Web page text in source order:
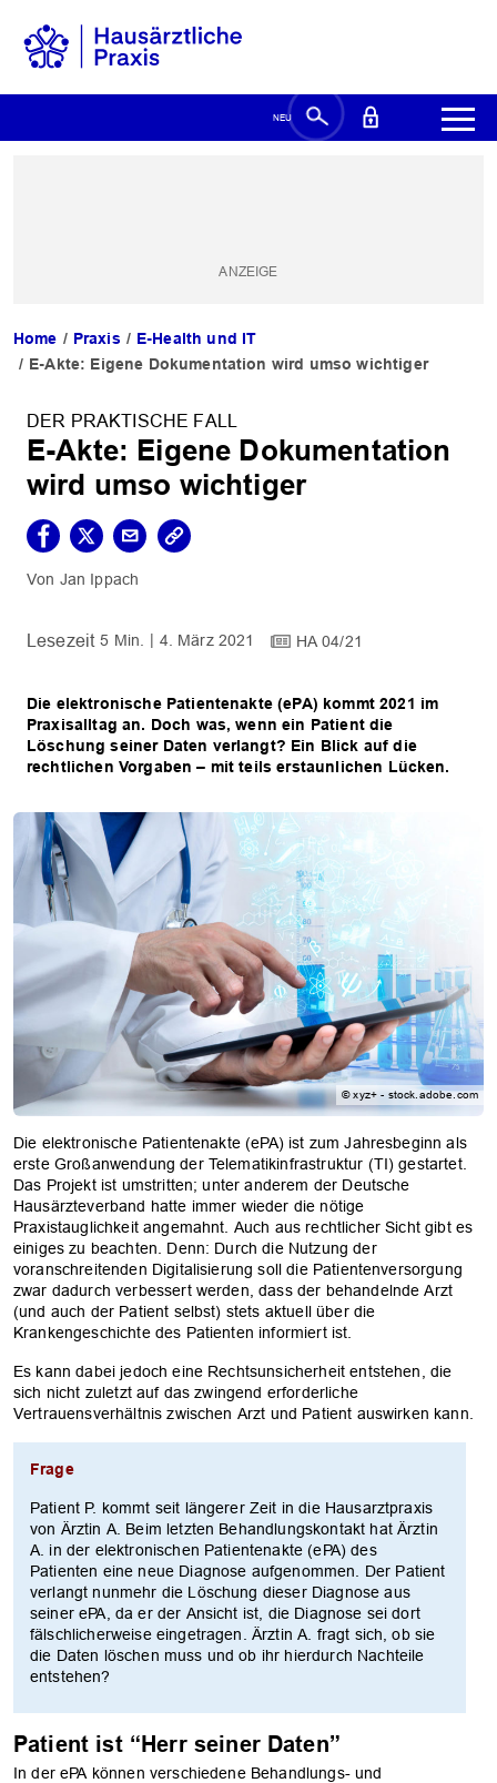
Home Praxis
E-Health und IT
E-Akte: Eigene Dokumentation wird umso wichtiger
DER PRAKTISCHE FALL
E-Akte: Eigene Dokumentation
wird umso wichtiger
Jan Ippach
5 Min. 4. März 2021 HA 04/21
Die elektronische Patientenakte (ePA) kommt 2021 im
Praxisalltag an. Doch was, wenn ein Patient die
Löschung seiner Daten verlangt? Ein Blick auf die
rechtlichen Vorgaben – mit teils erstaunlichen Lücken.
© xyz+ - stock.adobe.com
Die elektronische Patientenakte (ePA) ist zum Jahresbeginn als
erste Großanwendung der Telematikinfrastruktur (TI) gestartet.
Das Projekt ist umstritten; unter anderem der Deutsche
Hausärzteverband hatte immer wieder die nötige
Praxistauglichkeit angemahnt. Auch aus rechtlicher Sicht gibt es
einiges zu beachten. Denn: Durch die Nutzung der
voranschreitenden Digitalisierung soll die Patientenversorgung
zwar dadurch verbessert werden, dass der behandelnde Arzt
(und auch der Patient selbst) stets aktuell über die
Krankengeschichte des Patienten informiert ist.
Es kann dabei jedoch eine Rechtsunsicherheit entstehen, die
sich nicht zuletzt auf das zwingend erforderliche
Vertrauensverhältnis zwischen Arzt und Patient auswirken kann.
Frage
Patient P. kommt seit längerer Zeit in die Hausarztpraxis
von Ärztin A. Beim letzten Behandlungskontakt hat Ärztin
A. in der elektronischen Patientenakte (ePA) des
Patienten eine neue Diagnose aufgenommen. Der Patient
verlangt nunmehr die Löschung dieser Diagnose aus
seiner ePA, da er der Ansicht ist, die Diagnose sei dort
fälschlicherweise eingetragen. Ärztin A. fragt sich, ob sie
die Daten löschen muss und ob ihr hierdurch Nachteile
entstehen?
Patient ist “Herr seiner Daten”
In der ePA können verschiedene Behandlungs- und